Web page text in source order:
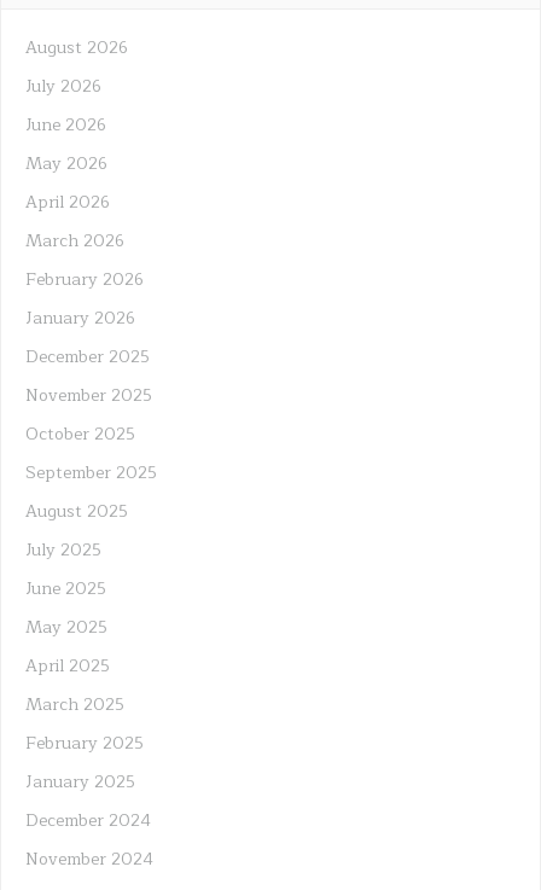
August 2026
July 2026
June 2026
May 2026
April 2026
March 2026
February 2026
January 2026
December 2025
November 2025
October 2025
September 2025
August 2025
July 2025
June 2025
May 2025
April 2025
March 2025
February 2025
January 2025
December 2024
November 2024